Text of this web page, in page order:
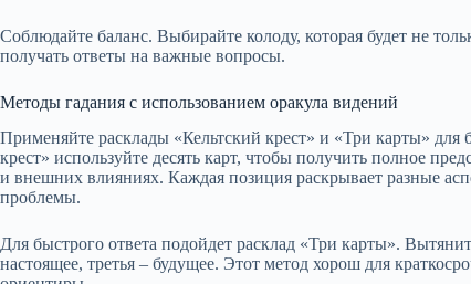
Соблюдайте баланс. Выбирайте колоду, которая будет не
получать ответы на важные вопросы.
Методы гадания с использованием оракула видений
Применяйте расклады «Кельтский крест» и «Три карты» для
крест» используйте десять карт, чтобы получить полное
и внешних влияниях. Каждая позиция раскрывает разные
проблемы.
Для быстрого ответа подойдет расклад «Три карты».
настоящее, третья – будущее. Этот метод хорош для